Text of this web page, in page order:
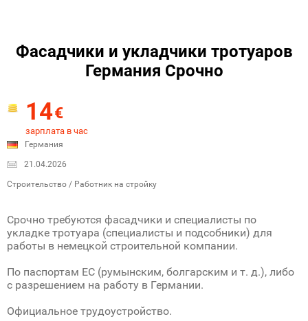
Фасадчики и укладчики тротуаров
Германия Срочно
14€
зарплата в час
Германия
21.04.2026
Строительство / Работник на стройку
Срочно требуются фасадчики и специалисты по
укладке тротуара (специалисты и подсобники) для
работы в немецкой строительной компании.
По паспортам ЕС (румынским, болгарским и т. д.), либо
с разрешением на работу в Германии.
Официальное трудоустройство.